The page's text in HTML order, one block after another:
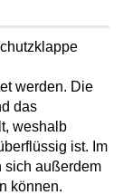
werden. Die
das
weshalb
ist. Im
sich außerdem
können.